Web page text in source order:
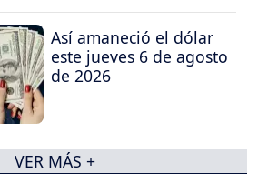
Así amaneció el dólar
este jueves 6 de agosto
de 2026
VER MÁS +